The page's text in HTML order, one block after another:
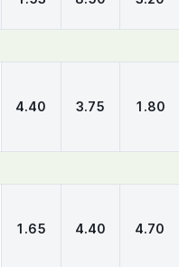
4.40 3.75 1.80
1.65 4.40 4.70